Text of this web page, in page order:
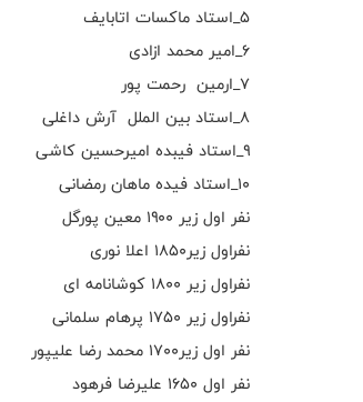
۵_استاد ماکسات اتابایف
۶_امیر محمد ازادی
۷_ارمین رحمت پور
۸_استاد بین الملل آرش داغلی
۹_استاد فیبده امیرحسین کاشی
۱۰_استاد فیده ماهان رمضانی
نفر اول زیر ۱۹۰۰ معین پورگل
نفراول زیر۱۸۵۰ اعلا نوری
نفراول زیر ۱۸۰۰ کوشانامه ای
نفراول زیر ۱۷۵۰ پرهام سلمانی
نفر اول زیر۱۷۰۰ محمد رضا علیپور
نفر اول ۱۶۵۰ علیرضا فرهود